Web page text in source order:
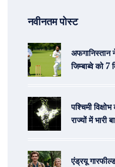
नवीनतम पोस्ट
अफगानिस्तान
जिम्बाब्वे को
पश्चिमी
राज्यों में भारी
एंड्रयू